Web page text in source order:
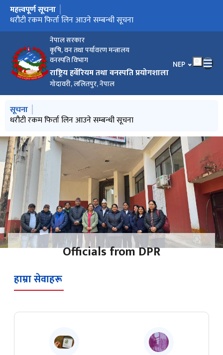
नेपाल सरकार
कृषि, वन तथा पर्यावरण मन्त्रालय
वनस्पति विभाग
राष्ट्रिय हर्वेरियम तथा वनस्पति प्रयोगशाला
गोदावरी, ललितपुर, नेपाल
भाषा चयन गर्नुहोस्
NEP
मुख्य नेभिगेसनमा जानुहोस्
महत्त्वपूर्ण सूचना
सूची दर्ता गर्ने सम्बन्धी सूचना
धरौटी रकम फिर्ता लिन आउने सम्बन्धी सूचना
स्वत प्रकाशन - तेस्रो त्रैमासिक २०८२-८३ (माघ-चैत्र)
स्वत प्रकाशन - दोस्रो त्रैमासिक २०८२-८३ (कार्तिक-पुष)
स्वत प्रकाशन – चौथो त्रैमासिक २०८१_८२ (वैशाख - असार)
मुख्य नेभिगेसनमा जानुहोस्
सूचना
सूची दर्ता गर्ने सम्बन्धी सूचना
धरौटी रकम फिर्ता लिन आउने सम्बन्धी सूचना
स्वत प्रकाशन – चौथो त्रैमासिक २०८१_८२ (वैशाख - असार)
Officials from DPR
हाम्रा सेवाहरू